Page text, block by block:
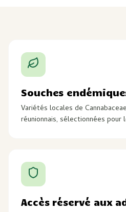
Souches
Variétés locales de
réunionnais, sélectionnées pour
Accès réservé aux